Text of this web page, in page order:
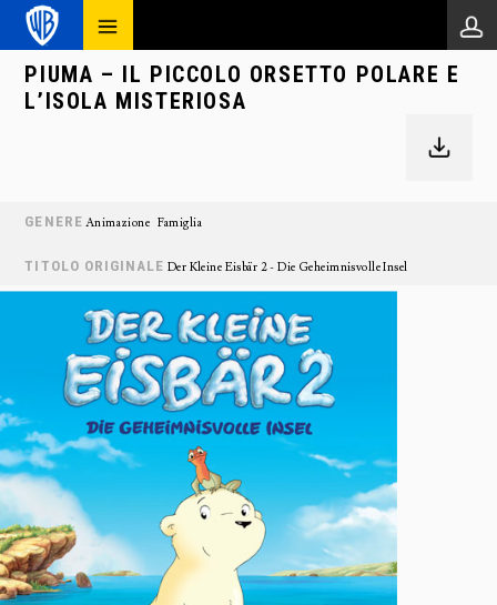
PIUMA – IL PICCOLO ORSETTO POLARE E
L’ISOLA MISTERIOSA
GENERE Animazione Famiglia
TITOLO ORIGINALE Der Kleine Eisbär 2 - Die Geheimnisvolle Insel